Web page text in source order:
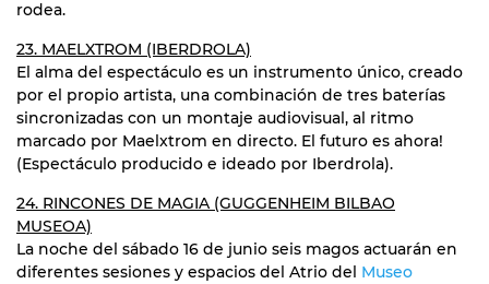
rodea.
23. MAELXTROM (IBERDROLA)
El alma del espectáculo es un instrumento único, creado
por el propio artista, una combinación de tres baterías
sincronizadas con un montaje audiovisual, al ritmo
marcado por Maelxtrom en directo. El futuro es ahora!
(Espectáculo producido e ideado por Iberdrola).
24. RINCONES DE MAGIA (GUGGENHEIM BILBAO
MUSEOA)
La noche del sábado 16 de junio seis magos actuarán en
diferentes sesiones y espacios del Atrio del Museo